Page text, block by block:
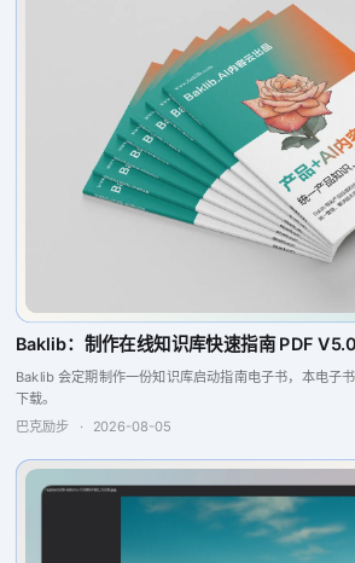
Baklib：制作在线知识库快速指南 PDF V5.0
Baklib 会定期制作一份知识库启动指南电子书，本电子
下载。
巴克励步
· 2026-08-05